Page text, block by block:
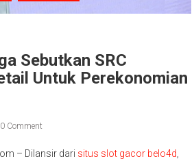
Sebutkan SRC
Untuk Perekonomian
0 Comment
– Dilansir dari situs slot gacor belo4d